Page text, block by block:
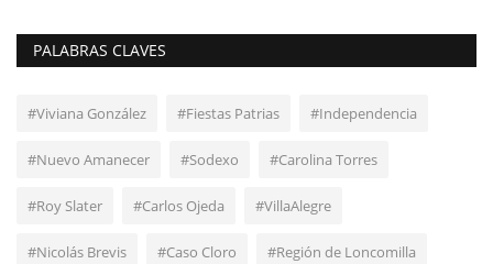
PALABRAS CLAVES
#Viviana González #Fiestas Patrias #Independencia
#Nuevo Amanecer #Sodexo #Carolina Torres
#Roy Slater #Carlos Ojeda #VillaAlegre
#Nicolás Brevis #Caso Cloro #Región de Loncomilla